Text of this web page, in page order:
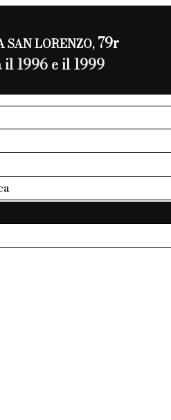
SAN LORENZO,79r
1996 e il 1999